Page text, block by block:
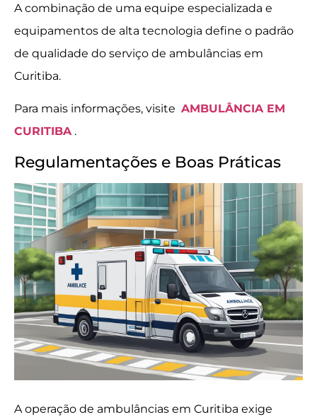
A combinação de uma equipe especializada e
equipamentos de alta tecnologia define o padrão
de qualidade do serviço de ambulâncias em
Curitiba.
Para mais informações, visite AMBULÂNCIA EM
CURITIBA.
Regulamentações e Boas Práticas
A operação de ambulâncias em Curitiba exige